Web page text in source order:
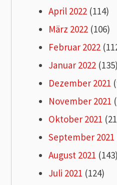
April 2022 (114)
März 2022 (106)
Februar 2022
Januar 2022 (135)
Dezember 2021
November 2021
Oktober 2021
September 2021
August 2021 (143)
Juli 2021 (124)